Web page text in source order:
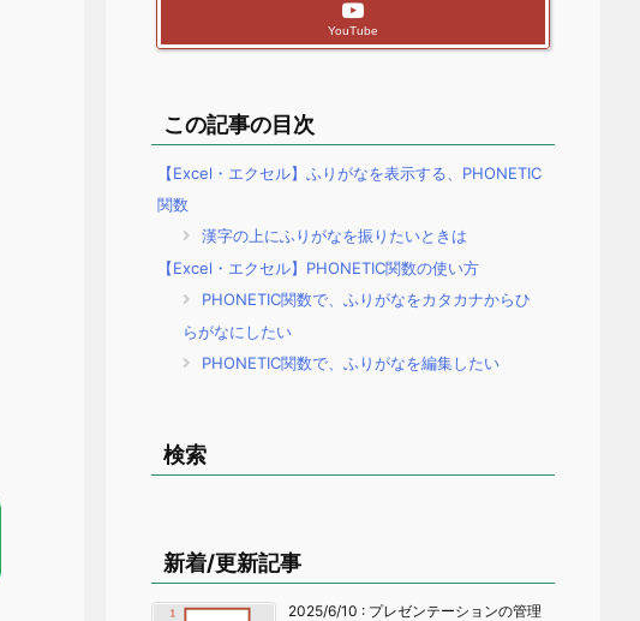
YouTube
この記事の目次
【Excel・エクセル】ふりがなを表示する、PHONETIC
関数
漢字の上にふりがなを振りたいときは
【Excel・エクセル】PHONETIC関数の使い方
PHONETIC関数で、ふりがなをカタカナからひ
らがなにしたい
PHONETIC関数で、ふりがなを編集したい
検索
新着/更新記事
2025/6/10 : プレゼンテーションの管理